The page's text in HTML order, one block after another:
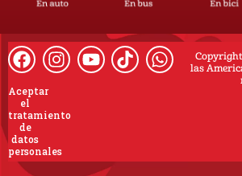
Copyright
las
Aceptar
el
tratamiento
de
datos
personales